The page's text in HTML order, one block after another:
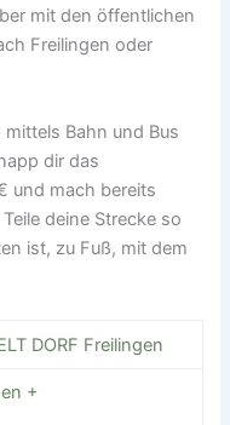
oder sportliche
(bei
Bauhaus,
Schloss
Altstadt von
Stadtführungen
für alle
beliebt bei Kids
Dick”:Innen- und
Wetter oder zum
Ilbesheim, Rhodt
15–30 min. mit
Blick über
mit den öffentlichen
Freilingen oder
mittels Bahn und Bus
dir das
und mach bereits
deine Strecke so
ist, zu Fuß, mit dem
DORF Freilingen
+